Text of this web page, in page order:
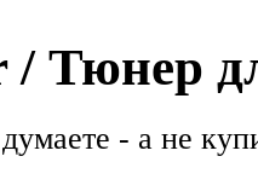
/ Тюнер
- а не